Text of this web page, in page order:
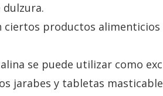
ciertos productos alimenticios
se puede utilizar como
jarabes y tabletas